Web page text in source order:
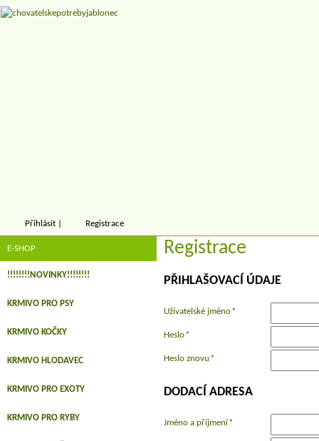
Přihlásit Registrace
Registrace
PŘIHLAŠOVACÍ ÚDAJE
Uživatelské jméno*
Heslo*
Heslo znovu *
DODACÍ ADRESA
Jméno a příjmení*
E-SHOP
!!!!!!!!NOVINKY!!!!!!!!
KRMIVO PRO PSY
KRMIVO KOČKY
KRMIVO HLODAVEC
KRMIVO PRO EXOTY
KRMIVO PRO RYBY